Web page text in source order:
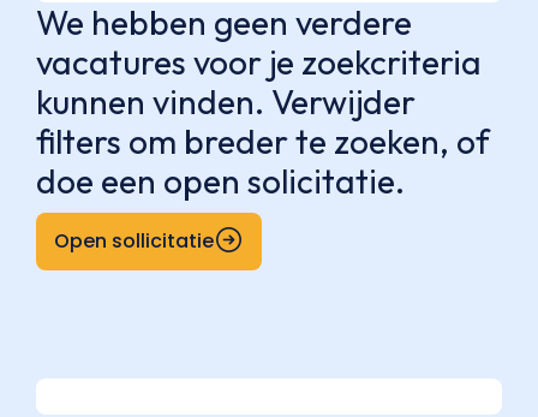
We hebben geen verdere
vacatures voor je zoekcriteria
kunnen vinden. Verwijder
filters om breder te zoeken, of
doe een open solicitatie.
Open sollicitatie